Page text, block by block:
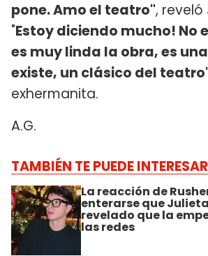
pone. Amo el teatro", reveló
"Estoy diciendo mucho! No
es muy linda la obra, es
existe, un clásico del
exhermanita.
A.G.
TAMBIÉN TE PUEDE INTERESAR
La reacción de
enterarse que
revelado que la
las redes